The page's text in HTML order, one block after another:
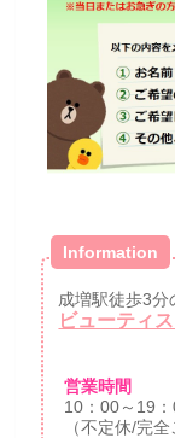
Information
成増駅徒歩3分
ビューティ
営業時間
10：00～19
（不定休/完